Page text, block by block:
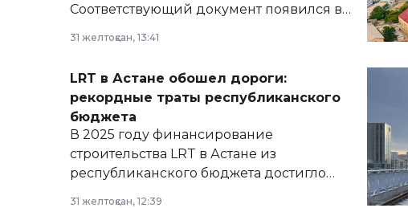
Соответствующий документ появился в
сайте маслихат города.
31 желтоқсан, 13:41
LRT в Астане обошел дороги:
рекордные траты республиканского
бюджета
В 2025 году финансирование
строительства LRT в Астане из
республиканского бюджета достигло
31 желтоқсан, 12:39